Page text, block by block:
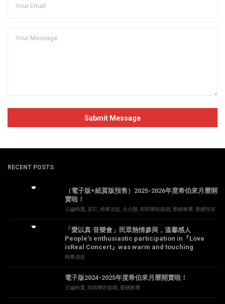
RECENT POSTS
（電子版+紙質版預售）2025-2026年度希伯來月曆開
賣啦！
主編特選 其它 時事消息 未分類 耶和華的節期 聖經教導 聖經預言
「愛以真·音樂會」民眾熱情參與，溫馨感人
People’s enthusiastic participation in『Love
isReal Concert』was warm and touching
時事消息
電子版2024-2025年度希伯來月曆開賣啦！
主編特選 耶和華的節期 聖經教導